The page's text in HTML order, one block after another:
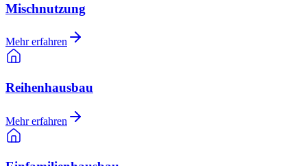
Mischnutzung
Mehr erfahren
Reihenhausbau
Mehr erfahren